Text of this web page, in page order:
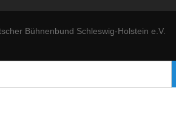
Bühnenbund Schleswig-Holstein e.V.